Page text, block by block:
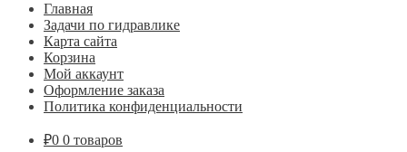
Главная
Задачи по гидравлике
Карта сайта
Корзина
Мой аккаунт
Оформление заказа
Политика конфиденциальности
₽0 0 товаров